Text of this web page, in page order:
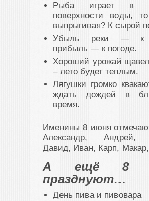
Рыба играет в
поверхности воды,
выпрыгивая? К сырой
Убыль реки — к
прибыль — к погоде.
Хороший урожай
– лето будет теплым.
Лягушки громко
ждать дождей в
время.
Именины 8 июня
Александр, Андрей,
Давид, Иван, Карп,
А ещё 8
празднуют…
День пива и пивовара